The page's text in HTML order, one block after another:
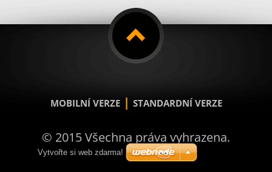
MOBILNÍ VERZE | STANDARDNÍ VERZE
© 2015 Všechna práva vyhrazena.
Vytvořte si web zdarma!